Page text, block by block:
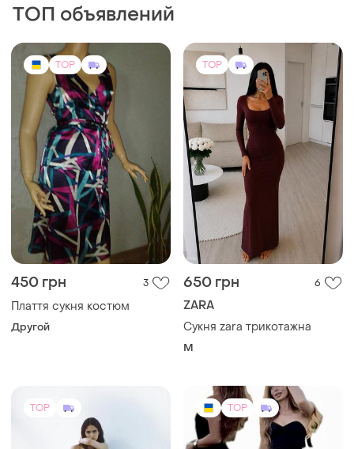
ТОП объявлений
TOP
450 грн 3
Плаття сукня костюм
Другой
TOP
650 грн 6
ZARA
Сукня zara трикотажна
M
TOP TOP